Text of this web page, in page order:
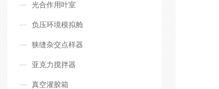
光合作用叶室
负压环境模拟舱
狭缝杂交点样器
亚克力搅拌器
真空灌胶箱